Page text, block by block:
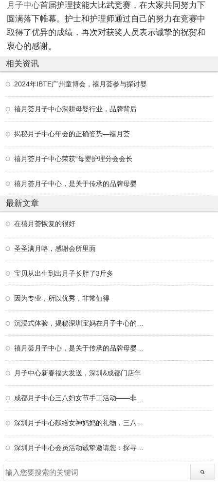
月子中心首届护理技能大比武竞赛，在大家共同努力下
圆满落下帷幕。护士和护理师通过自己的努力在竞赛中
取得了优异的成绩，再次对获奖人员表示诚挚的祝贺和
衷心的感谢。
相关资讯
2024年IBTE广州童博会，禧月荟参与探讨婴
禧月荟月子中心深耕母婴行业，品牌背后
揭秘月子中心年会的正确姿势—禧月荟
禧月荟月子中心荣获“母婴护理分会会长
禧月荟月子中心，是关于传承的品牌母婴
最新文章
在禧月荟恢复的很好
圣圣满月咯，感谢会所里面
宝贝从出生到出月子长胖了3斤多
因为专业，所以优秀，非常值得
沉浸式体验，揭秘深圳宝妈在月子中心的一天
禧月荟月子中心，是关于传承的品牌母婴故事
月子中心新春福大发送，深圳&成都门店年
成都月子中心三八妇女节手工活动——非遗掐
深圳月子中心献给女神妈妈的礼物，三八妇女
深圳月子中心会员活动诚挚邀请您：探寻非遗